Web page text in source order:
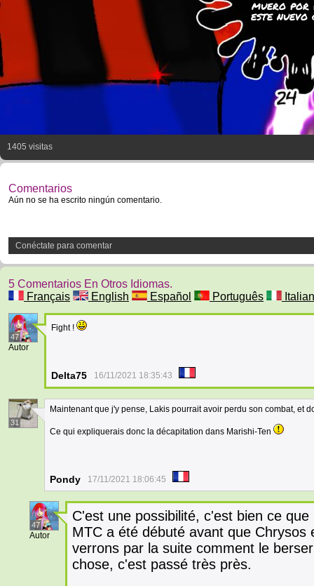
muero por
este nuevo
1405 visitas
Comentarios
Aún no se ha escrito ningún comentario.
Conéctate para comentar
5 Comentarios En Otros Idiomas.
Français
English Español Português
47
Autor
Fight !
Delta75 16/11/2021 18:35:43
31
Maintenant que j'y pense, Lakis pourrait avoir perdu son combat, et
Ce qui expliquerais donc la décapitation dans Marishi-Ten
Pondy 17/11/2021 18:06:45
47
Autor
C'est une possibilité, c'est bien ce
MTC a été débuté avant que Chrysos
verrons par la suite comment le
chose, c'est passé très près.